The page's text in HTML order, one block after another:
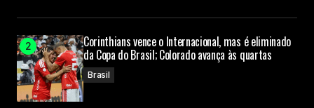
Corinthians vence o Internacional, mas é eliminado
da Copa do Brasil; Colorado avança às quartas
Brasil